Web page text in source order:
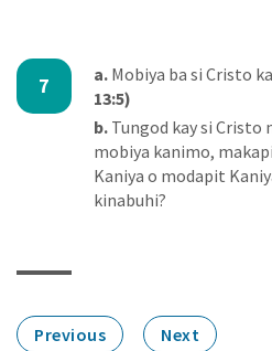
7 a. Mobiya ba si Cristo
13:5)
b. Tungod kay si Cristo
mobiya kanimo,
Kaniya o modapit
kinabuhi?
Previous Next